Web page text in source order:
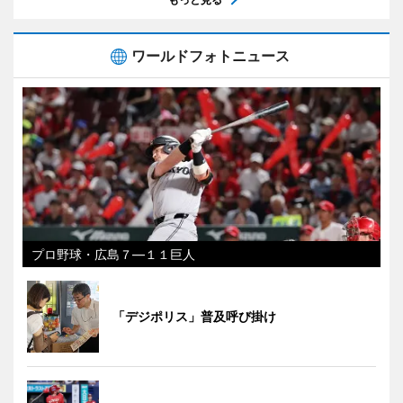
ワールドフォトニュース
プロ野球・広島７―１１巨人
「デジポリス」普及呼び掛け